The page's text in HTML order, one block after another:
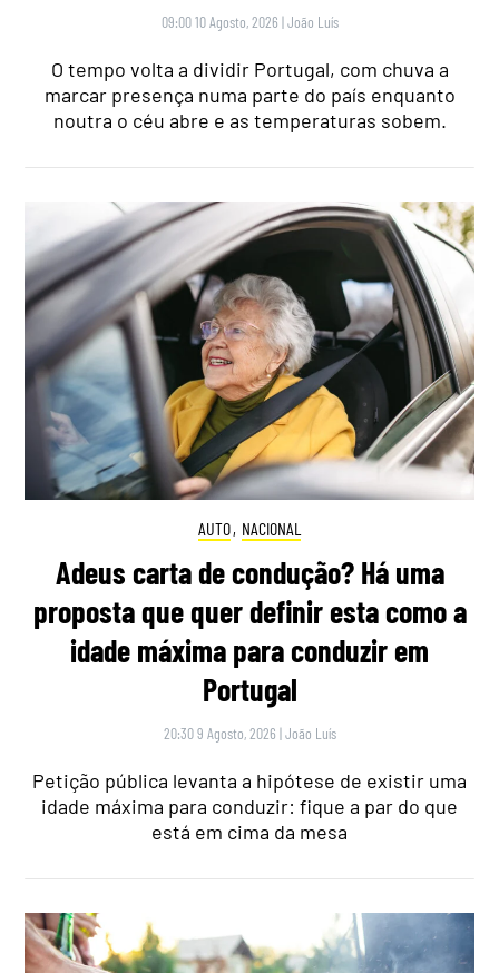
09:00 10 Agosto, 2026 |João Luís
O tempo volta a dividir Portugal, com chuva a
marcar presença numa parte do país enquanto
noutra o céu abre e as temperaturas sobem.
AUTO, NACIONAL
Adeus carta de condução? Há uma
proposta que quer definir esta como a
idade máxima para conduzir em
Portugal
20:30 9 Agosto, 2026 |João Luís
Petição pública levanta a hipótese de existir uma
idade máxima para conduzir: fique a par do que
está em cima da mesa